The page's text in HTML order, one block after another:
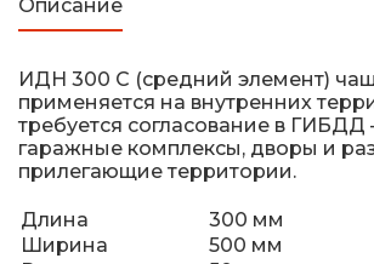
Описание
ИДН 300 С (средний элемент)
применяется на внутренних
требуется согласование в ГИБДД
гаражные комплексы, дворы и
прилегающие территории.
Длина
300 мм
Ширина
500 мм